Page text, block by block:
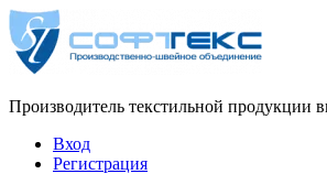
Производитель текстильной продукции
Вход
Регистрация